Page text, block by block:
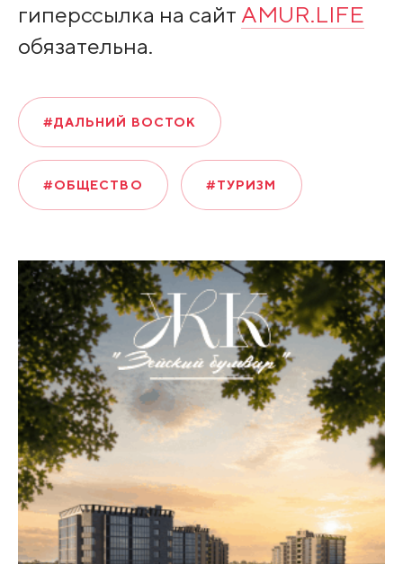
гиперссылка на сайт AMUR.LIFE
обязательна.
#ДАЛЬНИЙ ВОСТОК
#ОБЩЕСТВО #ТУРИЗМ